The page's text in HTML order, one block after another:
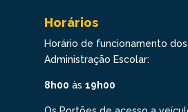
Horários
Horário de funcionamento
Administração Escolar:
8h00 às 19h00